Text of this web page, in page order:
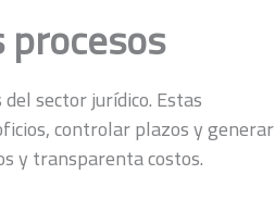
sector jurídico. Estas
controlar plazos y generar
y transparenta costos.